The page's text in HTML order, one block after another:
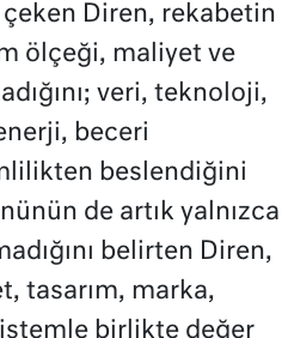
çeken Diren, rekabetin
ölçeği, maliyet ve
veri, teknoloji,
beceri
beslendiğini
de artık yalnızca
belirten Diren,
tasarım, marka,
birlikte değer